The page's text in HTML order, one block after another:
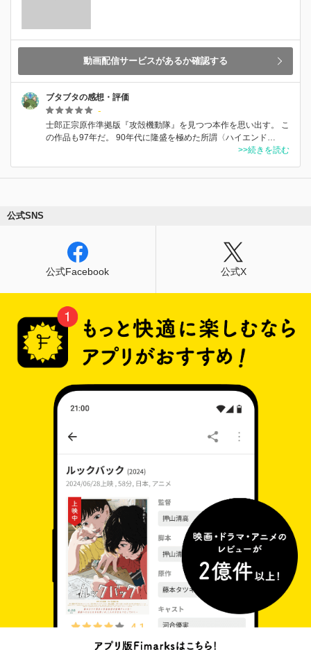
動画配信サービスがあるか確認する
ブタブタの感想・評価
-
士郎正宗原作準拠版『攻殻機動隊』を見つつ本作を思い出す。 こ
の作品も97年だ。 90年代に隆盛を極めた所謂〈ハイエンド…
>>続きを読む
公式SNS
公式Facebook 公式X